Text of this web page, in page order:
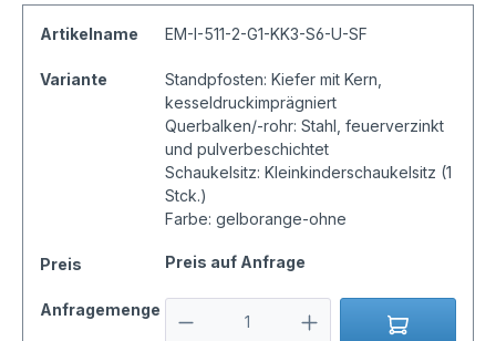
Artikelname EM-I-511-2-G1-KK3-S6-U-SF
Variante
Standpfosten: Kiefer mit Kern,
kesseldruckimprägniert
Querbalken/-rohr: Stahl, feuerverzinkt
und pulverbeschichtet
Schaukelsitz: Kleinkinderschaukelsitz (1
Stck.)
Farbe: gelborange-ohne
Preis Preis auf Anfrage
Anfragemenge